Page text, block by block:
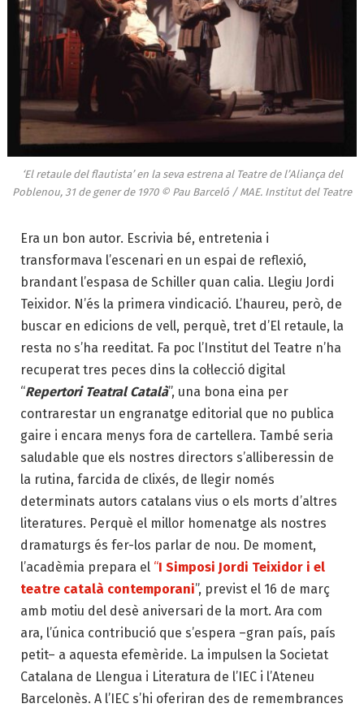
‘El retaule del flautista’ en la seva estrena al Teatre de l’Aliança del
Poblenou, 31 de gener de 1970 © Pau Barceló / MAE. Institut del Teatre
Era un bon autor. Escrivia bé, entretenia i
transformava l’escenari en un espai de reflexió,
brandant l’espasa de Schiller quan calia. Llegiu Jordi
Teixidor. N’és la primera vindicació. L’haureu, però, de
buscar en edicions de vell, perquè, tret d’El retaule, la
resta no s’ha reeditat. Fa poc l’Institut del Teatre n’ha
recuperat tres peces dins la col·lecció digital
“Repertori Teatral Català”, una bona eina per
contrarestar un engranatge editorial que no publica
gaire i encara menys fora de cartellera. També seria
saludable que els nostres directors s’alliberessin de
la rutina, farcida de clixés, de llegir només
determinats autors catalans vius o els morts d’altres
literatures. Perquè el millor homenatge als nostres
dramaturgs és fer-los parlar de nou. De moment,
l’acadèmia prepara el “I Simposi Jordi Teixidor i el
teatre català contemporani”, previst el 16 de març
amb motiu del desè aniversari de la mort. Ara com
ara, l’única contribució que s’espera –gran país, país
petit– a aquesta efemèride. La impulsen la Societat
Catalana de Llengua i Literatura de l’IEC i l’Ateneu
Barcelonès. A l’IEC s’hi oferiran des de remembrances